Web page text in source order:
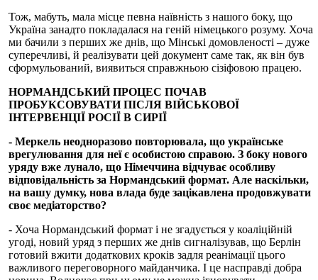
Тож, мабуть, мала місце певна наївність з нашого боку, що
Україна занадто покладалася на геній німецького розуму. Хоча
ми бачили з перших же днів, що Мінські домовленості – дуже
суперечливі, й реалізувати цей документ саме так, як він був
сформульований, виявиться справжньою сізіфовою працею.
НОРМАНДСЬКИЙ ПРОЦЕС ПОЧАВ
ПРОБУКСОВУВАТИ ПІСЛЯ ВІЙСЬКОВОЇ
ІНТЕРВЕНЦІЇ РОСІЇ В СИРІЇ
- Меркель неодноразово повторювала, що українське
врегулювання для неї є особистою справою. З боку нового
уряду вже лунало, що Німеччина відчуває особливу
відповідальність за Нормандський формат. Але наскільки,
на вашу думку, нова влада буде зацікавлена продовжувати
своє медіаторство?
- Хоча Нормандський формат і не згадується у коаліційній
угоді, новий уряд з перших же днів сигналізував, що Берлін
готовий вжити додаткових кроків задля реанімації цього
важливого переговорного майданчика. І це насправді добра